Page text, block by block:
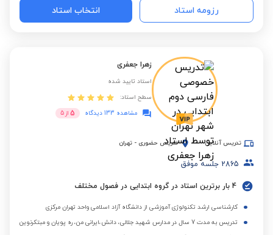
رزومه استاد انتخاب استاد
زهرا جعفری
استاد تایید شده
سطح استاد:
مشاهده 133 دیدگاه
5 از 5
تدریس آنلاین تدریس حضوری - تهران
2865 جلسه موفق
4 بار برترین استاد در گروه ابتدایی در فصول مختلف
کارشناسی ارشد تکنولوژی آموزشی از دانشگاه آزاد اسلامی واحد تهران مرکزی
تدریس به مدت 7 سال در مدارس شهید جلالی، دانش،ایرانی من، ره پویان و مبتکرنوین